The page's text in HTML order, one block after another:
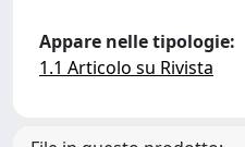
Appare nelle tipologie:
1.1 Articolo su Rivista